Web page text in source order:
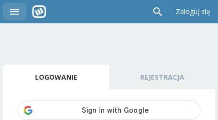
Zaloguj się
LOGOWANIE REJESTRACJA